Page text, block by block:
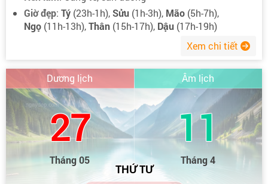
Giờ đẹp: Tý (23h-1h),Sửu (1h-3h), Mão (5h-7h),
Ngọ (11h-13h),Thân (15h-17h), Dậu (17h-19h)
Xem chi tiết
Dương lịch
27
Tháng 05
Âm lịch
11
Tháng 4
THỨ TƯ